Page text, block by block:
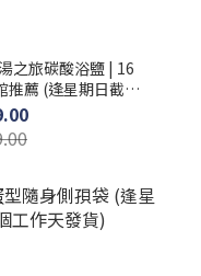
旅碳酸浴鹽 | 16
推薦 (逢星期日截單
天發貨)